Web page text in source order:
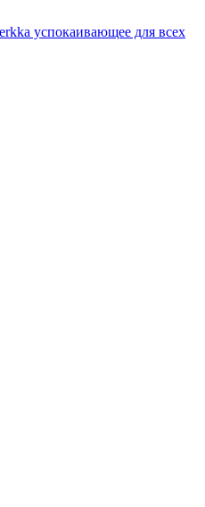
успокаивающее для всех